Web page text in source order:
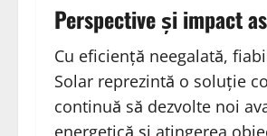
Perspective și impact
Cu eficiență neegalată,
Solar reprezintă o soluție
continuă să dezvolte noi
energetică și atingerea